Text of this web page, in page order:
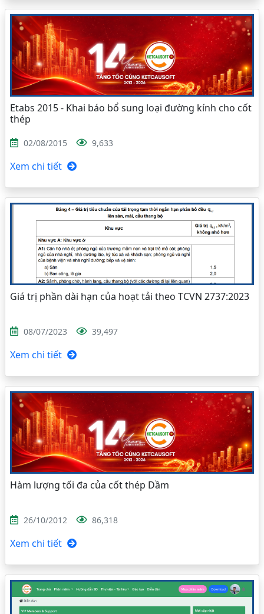
Etabs 2015 - Khai báo bổ sung loại đường kính cho cốt
thép
02/08/2015 9,633
Xem chi tiết
Giá trị phần dài hạn của hoạt tải theo TCVN 2737:2023
08/07/2023 39,497
Xem chi tiết
Hàm lượng tối đa của cốt thép Dầm
26/10/2012 86,318
Xem chi tiết